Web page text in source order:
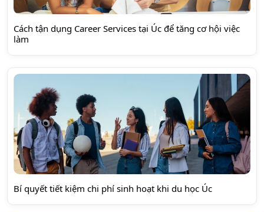
Cách tận dụng Career Services tại Úc để tăng cơ hội việc
làm
Bí quyết tiết kiệm chi phí sinh hoạt khi du học Úc